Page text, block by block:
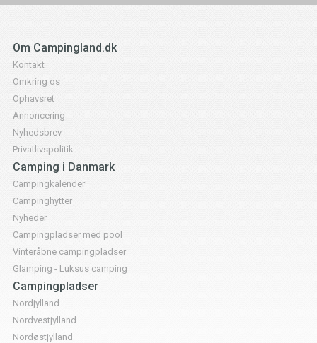
Om Campingland.dk
Kontakt
Omkring os
Ophavsret
Annoncering
Nyhedsbrev
Privatlivspolitik
Camping i Danmark
Campingkalender
Campinghytter
Nyheder
Campingpladser med pool
Vinteråbne campingpladser
Glamping - Luksus camping
Campingpladser
Nordjylland
Nordvestjylland
Nordøstjylland